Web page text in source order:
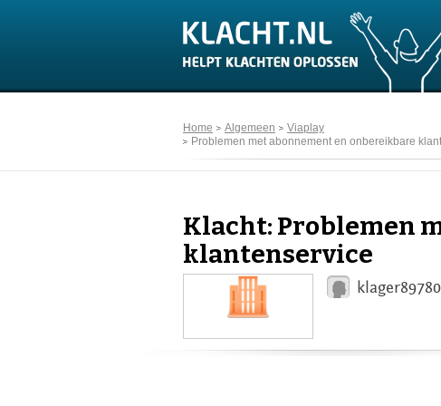
Home Algemeen
Viaplay
Problemen met abonnement en onbereikbare
Klacht: Problemen
klantenservice